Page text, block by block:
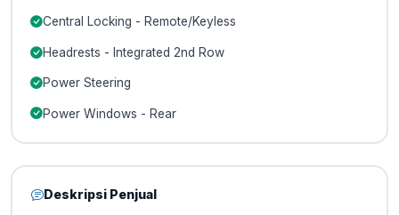
Central Locking - Remote/Keyless
Headrests - Integrated 2nd Row
Power Steering
Power Windows - Rear
Deskripsi Penjual